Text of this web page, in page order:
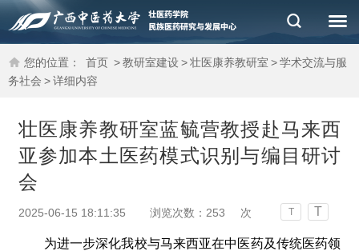
您的位置： 首页 >教研室建设 >壮医康养教研室 >学术交流与服
务社会 >详细内容
壮医康养教研室蓝毓营教授赴马来西
亚参加本土医药模式识别与编目研讨
会
2025-06-15 18:11:35 浏览次数： 253 次 T T
为进一步深化我校与马来西亚在中医药及传统医药领